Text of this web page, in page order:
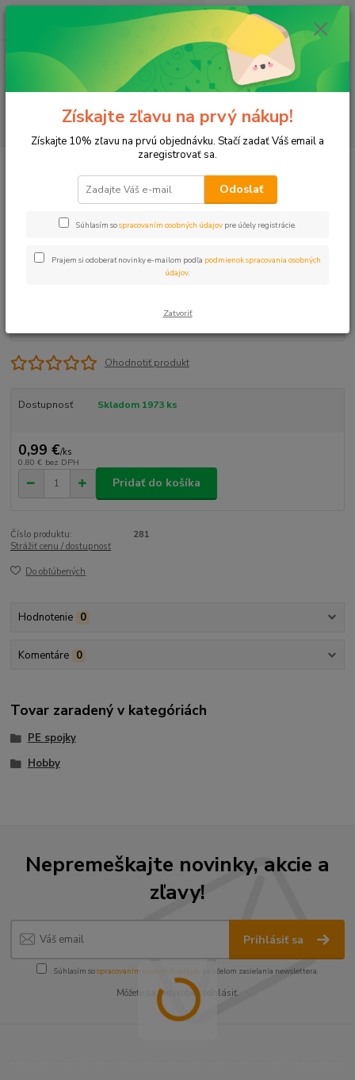
Menu
(Po-Pia, 8-17 hod.)
ks
za0 €
Spojka 16x1/2" VOZ HOBBY orange
Spojka 16x1/2" VOZ HOBBY
orange
Ohodnotiť produkt
Dostupnosť Skladom 1973 ks
0,99 €/ks
0,80 € bez DPH
Pridať do košíka
Číslo produktu:
281
Strážiť cenu / dostupnosť
Do obľúbených
Hodnotenie 0
Komentáre 0
Tovar zaradený v kategóriách
PE spojky
Hobby
Nepremeškajte novinky, akcie a
zľavy!
Prihlásiť sa
Súhlasím sospracovaním osobných údajov za účelom zasielania newslettera.
Môžete sa kedykoľvek odhlásiť.
Získajte zľavu na prvý nákup!
Získajte 10% zľavu na prvú objednávku. Stačí zadať Váš email a
zaregistrovať sa.
Odoslať
Súhlasím sospracovaním osobných údajov pre účely registrácie.
Prajem si odoberať novinky e-mailom podľa podmienok spracovania osobných
údajov
Zatvoriť